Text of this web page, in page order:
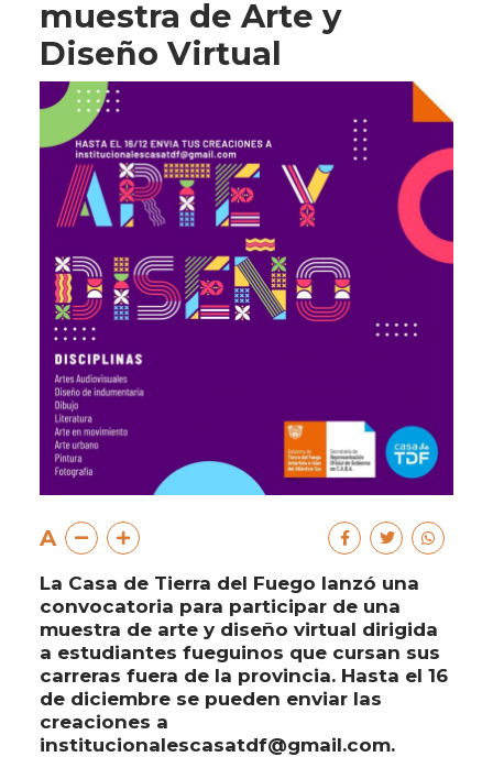
muestra de Arte y
Diseño Virtual
A
La Casa de Tierra del Fuego lanzó una
convocatoria para participar de una
muestra de arte y diseño virtual dirigida
a estudiantes fueguinos que cursan sus
carreras fuera de la provincia. Hasta el 16
de diciembre se pueden enviar las
creaciones a
institucionalescasatdf@gmail.com.